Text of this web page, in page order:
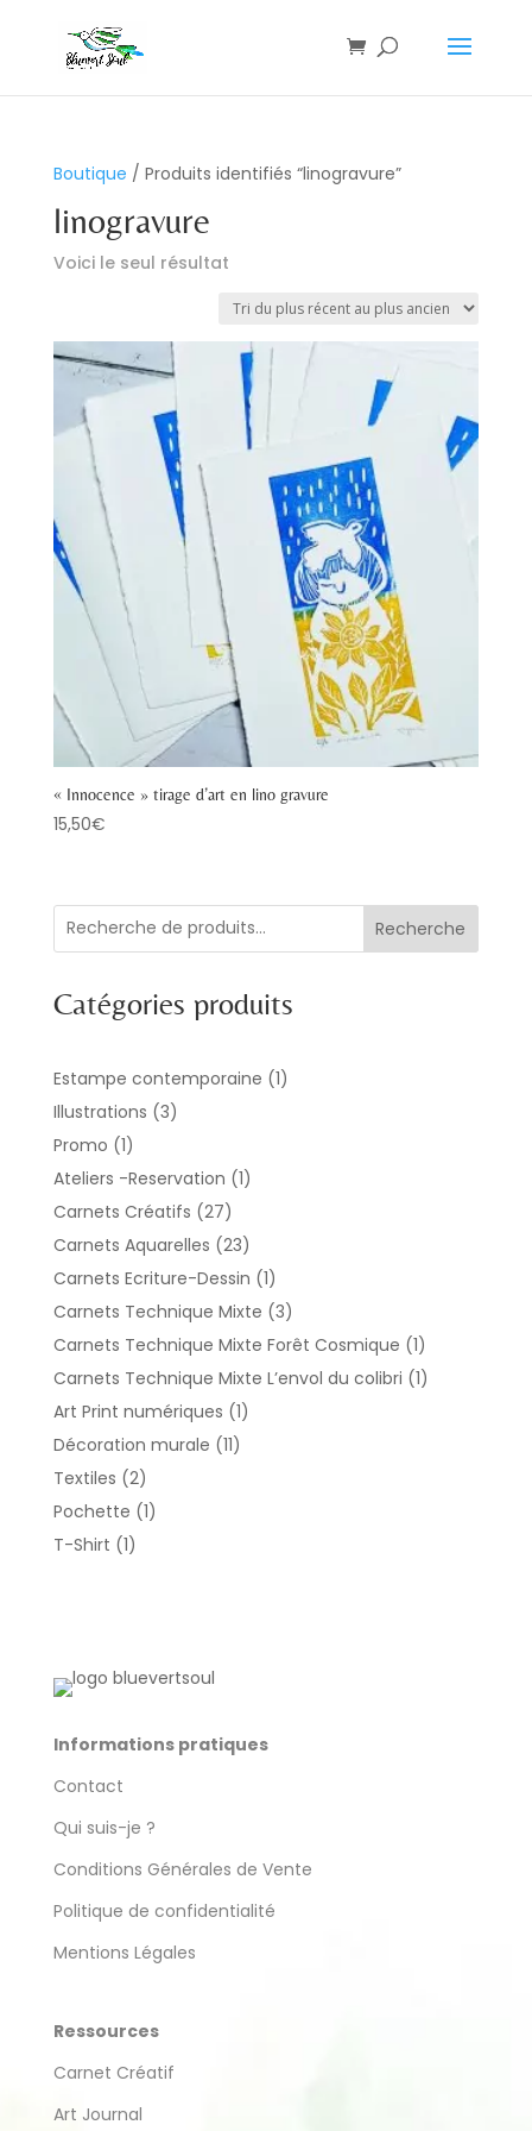
Boutique / Produits identifiés “linogravure”
linogravure
Voici le seul résultat
« Innocence » tirage d’art en lino gravure
15,50€
Recherche
Catégories produits
Estampe contemporaine 11
Illustrations 33
Promo 11
produit
Ateliers -Reservation 11
Carnets Créatifs 2727
produits
Carnets Aquarelles 2323
produits
Carnets Ecriture-Dessin 11
produit
Carnets Technique Mixte 33
produits
Carnets Technique Mixte Forêt Cosmique 11
produit
Carnets Technique Mixte L’envol du colibri 11
Art Print numériques 11
Décoration murale 1111
Textiles 22
produits
Pochette 11
T-Shirt 11
Informations pratiques
Contact
Qui suis-je ?
Conditions Générales de Vente
Politique de confidentialité
Mentions Légales
Ressources
Carnet Créatif
Art Journal